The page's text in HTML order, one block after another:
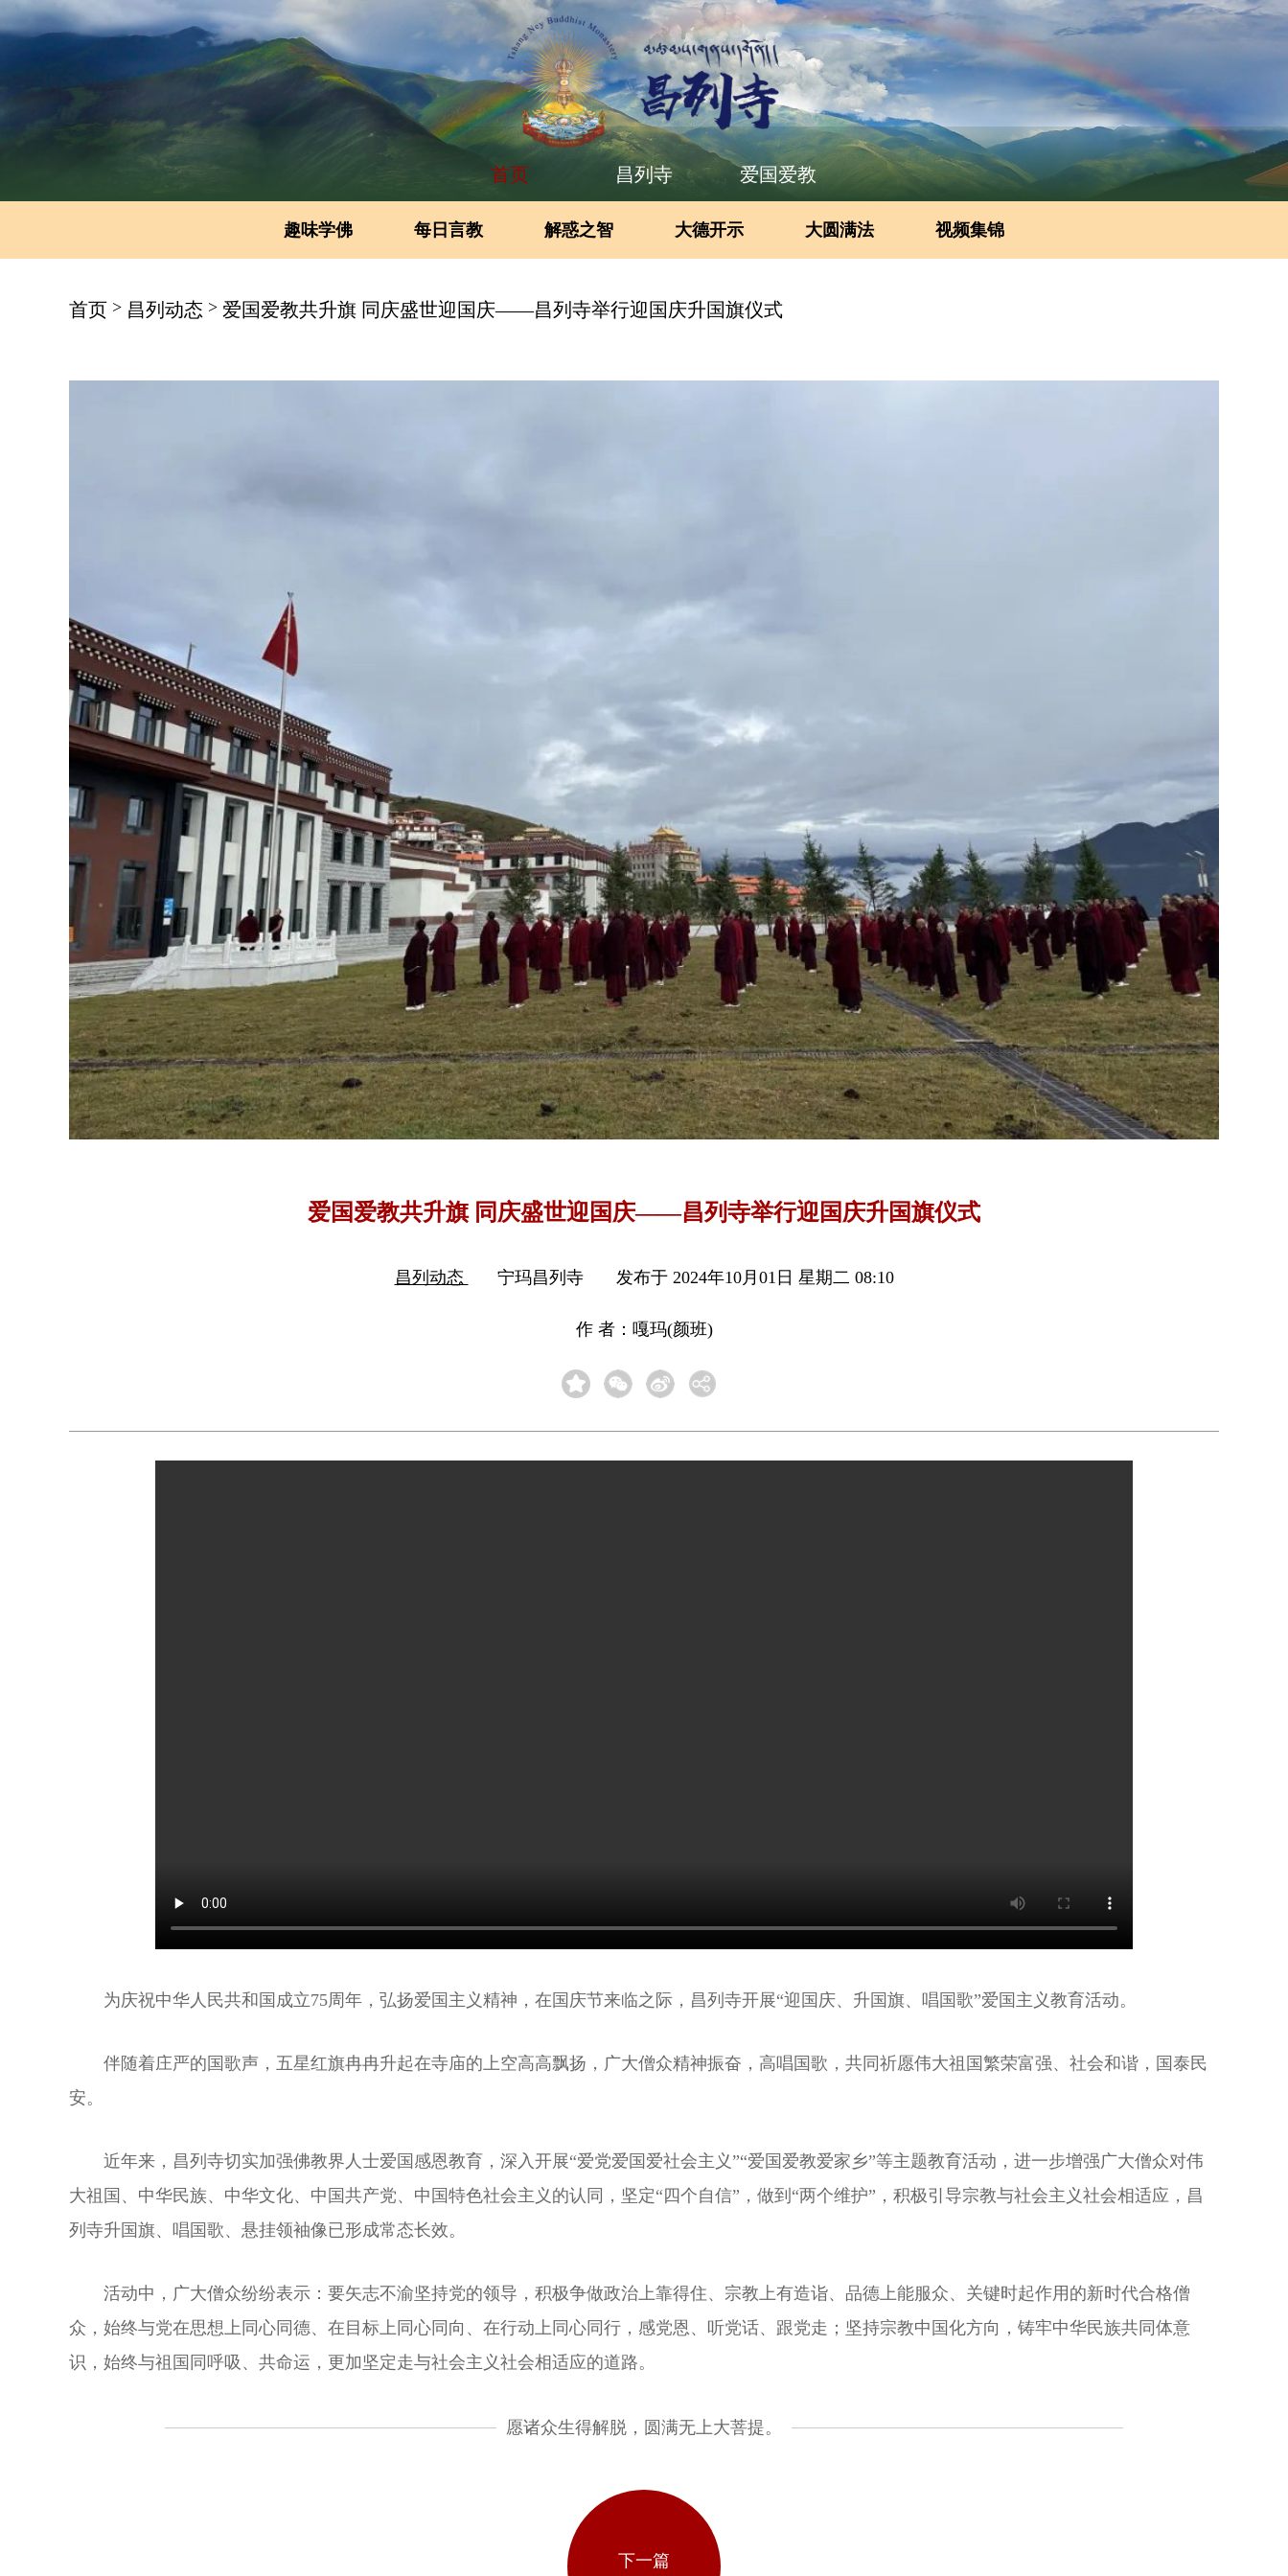
首页 昌列寺 爱国爱教
趣味学佛 每日言教 解惑之智 大德开示 大圆满法 视频集锦
首页 > 昌列动态 > 爱国爱教共升旗 同庆盛世迎国庆——昌列寺举行迎国庆升国旗仪式
爱国爱教共升旗 同庆盛世迎国庆——昌列寺举行迎国庆升国旗仪式
昌列动态 宁玛昌列寺 发布于 2024年10月01日 星期二 08:10
作 者：嘎玛(颜班)
为庆祝中华人民共和国成立75周年，弘扬爱国主义精神，在国庆节来临之际，昌列寺开展“迎国庆、升国旗、唱国歌”爱国主义教育活动。
伴随着庄严的国歌声，五星红旗冉冉升起在寺庙的上空高高飘扬，广大僧众精神振奋，高唱国歌，共同祈愿伟大祖国繁荣富强、社会和谐，国泰民
安。
近年来，昌列寺切实加强佛教界人士爱国感恩教育，深入开展“爱党爱国爱社会主义”“爱国爱教爱家乡”等主题教育活动，进一步增强广大僧众对伟
大祖国、中华民族、中华文化、中国共产党、中国特色社会主义的认同，坚定“四个自信”，做到“两个维护”，积极引导宗教与社会主义社会相适应，昌
列寺升国旗、唱国歌、悬挂领袖像已形成常态长效。
活动中，广大僧众纷纷表示：要矢志不渝坚持党的领导，积极争做政治上靠得住、宗教上有造诣、品德上能服众、关键时起作用的新时代合格僧
众，始终与党在思想上同心同德、在目标上同心同向、在行动上同心同行，感党恩、听党话、跟党走；坚持宗教中国化方向，铸牢中华民族共同体意
识，始终与祖国同呼吸、共命运，更加坚定走与社会主义社会相适应的道路。
愿诸众生得解脱，圆满无上大菩提。
下一篇